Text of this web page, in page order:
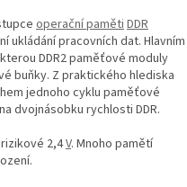
operační paměti DDR
pracovních dat. Hlavním
DDR2 paměťové moduly
buňky. Z praktického hlediska
jednoho cyklu paměťové
dvojnásobku rychlosti DDR.
2,4V. Mnoho pamětí